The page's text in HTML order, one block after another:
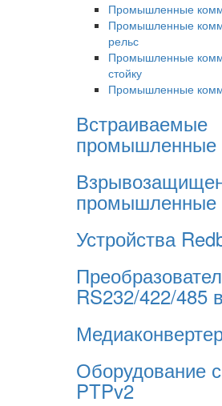
Промышленные
Промышленные
рельс
Промышленные
стойку
Промышленные
Встраиваемые
промышленные
промышленные
Устройства
RS232/422/485
Оборудование
PTPv2